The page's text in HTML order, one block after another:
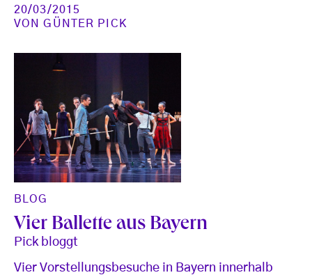
20/03/2015
VONGÜNTER PICK
BLOG
Vier Ballette aus Bayern
Pick bloggt
Vier Vorstellungsbesuche in Bayern innerhalb